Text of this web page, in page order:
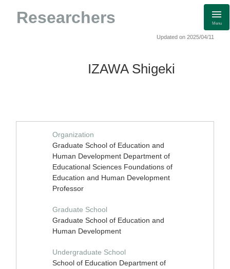
Researchers Menu
Updated on 2025/04/11
IZAWA Shigeki
Organization
Graduate School of Education and
Human Development Department of
Educational Sciences Foundations of
Education and Human Development
Professor
Graduate School
Graduate School of Education and
Human Development
Undergraduate School
School of Education Department of